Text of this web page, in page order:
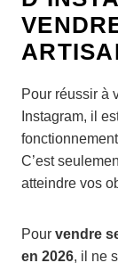
Pour réussir à
Instagram, il
C’est
atteindre vos
Pour vendre
en 2026, il ne